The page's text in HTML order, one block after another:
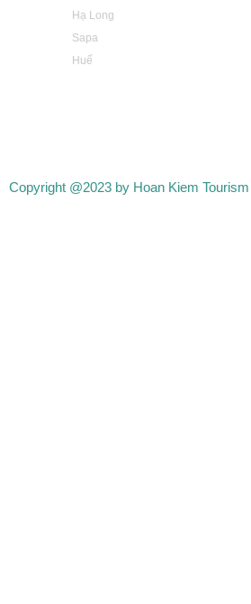
Hạ Long
Sapa
Huế
Copyright @2023 by Hoan Kiem